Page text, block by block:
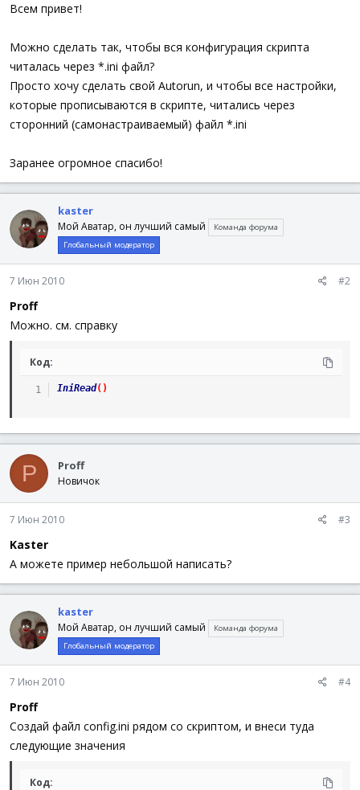
а
Всем привет!
Можно сделать так, чтобы вся конфигурация скрипта
читалась через *.ini файл?
Просто хочу сделать свой Autorun, и чтобы все настройки,
которые прописываются в скрипте, читались через
сторонний (самонастраиваемый) файл *.ini
Заранее огромное спасибо!
kaster
Мой Аватар, он лучший самый
Команда форума
Глобальный модератор
7 Июн 2010 #2
Proff
Можно. см. справку
Код:
IniRead( )
P Proff
Новичок
7 Июн 2010 #3
Kaster
А можете пример небольшой написать?
kaster
Мой Аватар, он лучший самый
Команда форума
Глобальный модератор
7 Июн 2010 #4
Proff
Создай файл config.ini рядом со скриптом, и внеси туда
следующие значения
Код: